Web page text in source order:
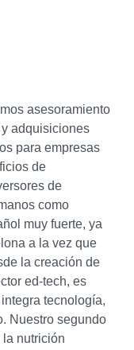
asesoramiento
adquisiciones
para empresas
de
de
como
muy fuerte, ya
a la vez que
la creación de
ed-tech, es
tecnología,
Nuestro segundo
nutrición